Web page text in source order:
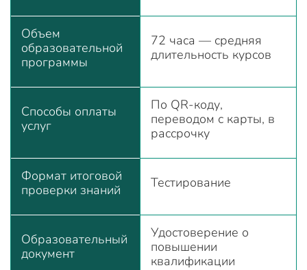
Объем
образовательной
программы
72 часа — средняя
длительность курсов
Способы оплаты
услуг
По QR-коду,
переводом с карты, в
рассрочку
Формат итоговой
проверки знаний
Тестирование
Образовательный
документ
Удостоверение о
повышении
квалификации